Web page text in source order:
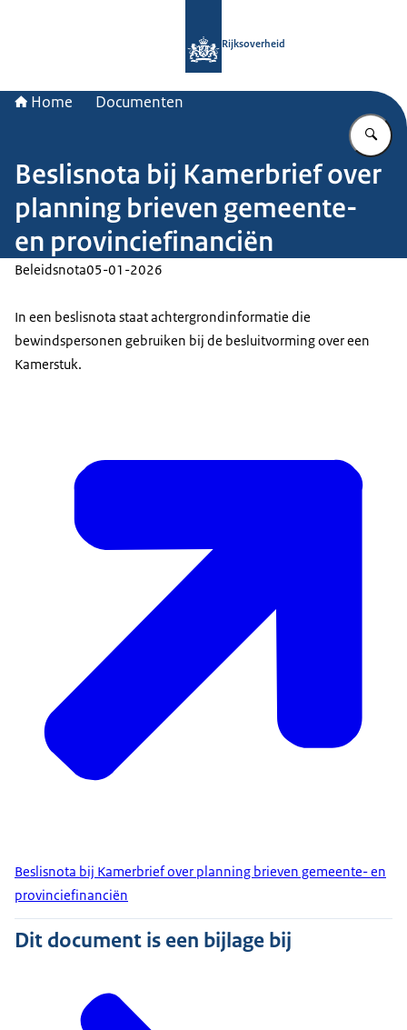
Rijksoverheid
Home Documenten
Beslisnota bij Kamerbrief over
planning brieven gemeente-
en provinciefinanciën
Beleidsnota05-01-2026
In een beslisnota staat achtergrondinformatie die
bewindspersonen gebruiken bij de besluitvorming over een
Kamerstuk.
Beslisnota bij Kamerbrief over planning brieven gemeente- en
provinciefinanciën
Dit document is een bijlage bij